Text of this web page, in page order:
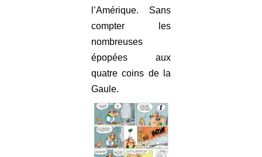
l’Amérique. Sans
compter les
nombreuses
épopées aux
quatre coins de la
Gaule.